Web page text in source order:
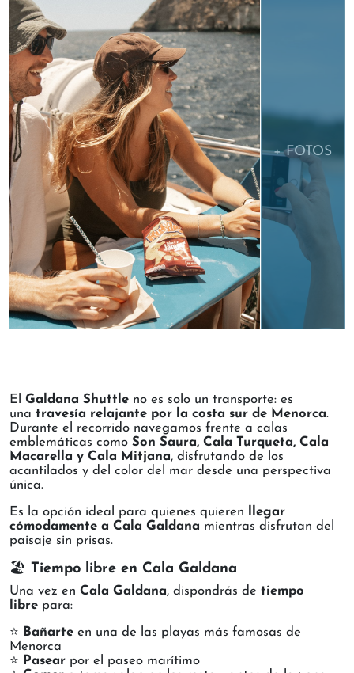
+ FOTOS
El Galdana Shuttle no es solo un transporte: es
una travesía relajante por la costa sur de Menorca.
Durante el recorrido navegamos frente a calas
emblemáticas como Son Saura, Cala Turqueta, Cala
Macarella y Cala Mitjana, disfrutando de los
acantilados y del color del mar desde una perspectiva
única.
Es la opción ideal para quienes quieren
llegar
cómodamente a Cala Galdana mientras disfrutan del
paisaje sin prisas.
🏖️ Tiempo libre en Cala Galdana
Una vez en Cala Galdana, dispondrás de tiempo
libre para:
⭐ Bañarte en una de las playas más famosas de
Menorca
⭐ Pasear por el paseo marítimo